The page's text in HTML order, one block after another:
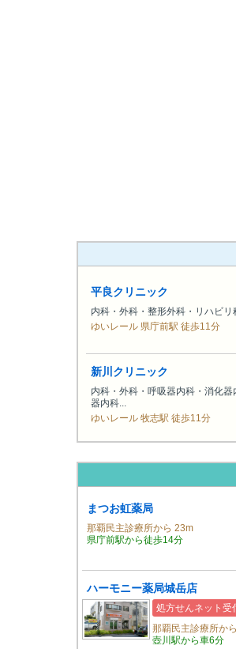
平良クリニック
内科・外科・整形外科・リハビリ
ゆいレール 県庁前駅 徒歩11分
新川クリニック
内科・外科・呼吸器内科・消化器
器内科...
ゆいレール 牧志駅 徒歩11分
まつお虹薬局
那覇民主診療所から 23m
県庁前駅から徒歩14分
ハーモニー薬局城岳店
処方せんネット受
那覇民主診療所か
壺川駅から車6分